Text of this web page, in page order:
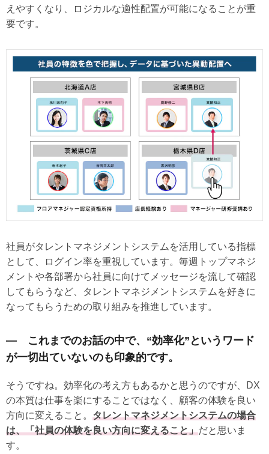
えやすくなり、ロジカルな適性配置が可能になることが重
要です。
社員がタレントマネジメントシステムを活用している指標
として、ログイン率を重視しています。毎週トップマネジ
メントや各部署から社員に向けてメッセージを流して確認
してもらうなど、タレントマネジメントシステムを好きに
なってもらうための取り組みを推進しています。
― これまでのお話の中で、“効率化”というワード
が一切出ていないのも印象的です。
そうですね。効率化の考え方もあるかと思うのですが、DX
の本質は仕事を楽にすることではなく、顧客の体験を良い
方向に変えること。 タレントマネジメントシステムの場合
は、「社員の体験を良い方向に変えること」だと思いま
す。